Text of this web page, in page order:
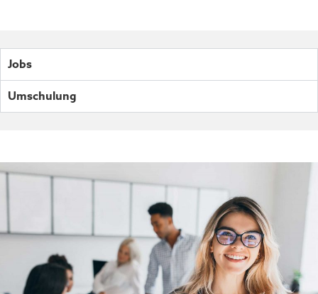
Jobs
Umschulung